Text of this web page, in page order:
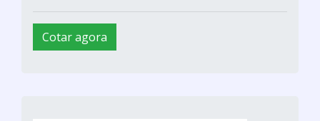
Cotar agora